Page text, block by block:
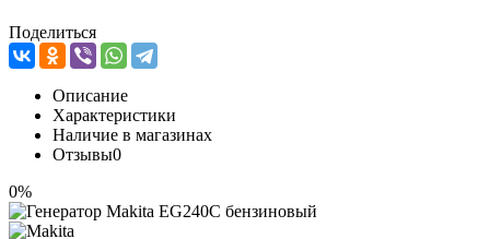
Поделиться
Описание
Характеристики
Наличие в магазинах
Отзывы0
0%